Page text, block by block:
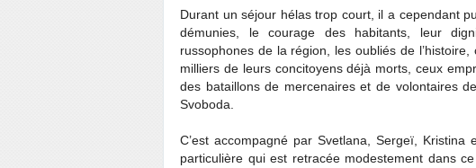
Durant un séjour hélas trop court, il a cependant
démunies, le courage des habitants, leur
russophones de la région, les oubliés de
milliers de leurs concitoyens déjà morts, ceux
des bataillons de mercenaires et de volontaires
Svoboda.
C’est accompagné par Svetlana, Sergeï,
particulière qui est retracée modestement dans